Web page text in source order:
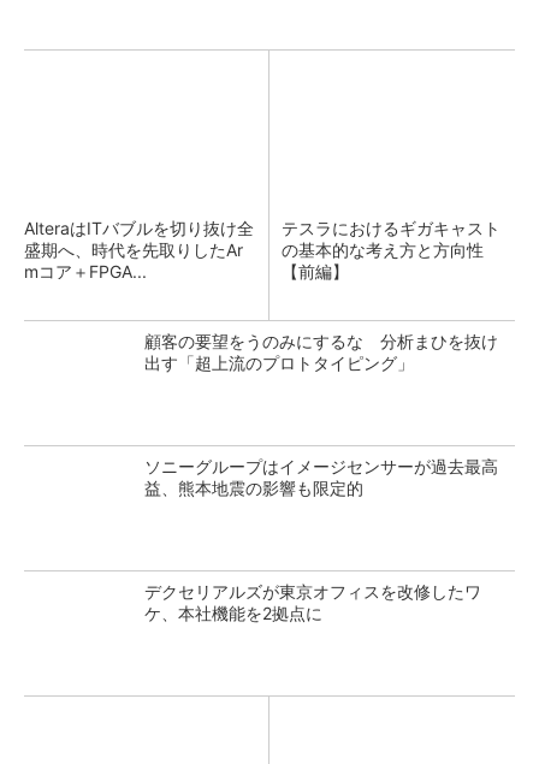
AlteraはITバブルを切り抜け全
盛期へ、時代を先取りしたAr
mコア＋FPGA...
テスラにおけるギガキャスト
の基本的な考え方と方向性
【前編】
顧客の要望をうのみにするな 分析まひを抜け
出す「超上流のプロトタイピング」
ソニーグループはイメージセンサーが過去最高
益、熊本地震の影響も限定的
デクセリアルズが東京オフィスを改修したワ
ケ、本社機能を2拠点に